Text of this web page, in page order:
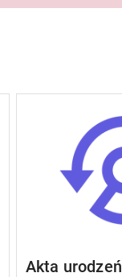
Akta urodzeń